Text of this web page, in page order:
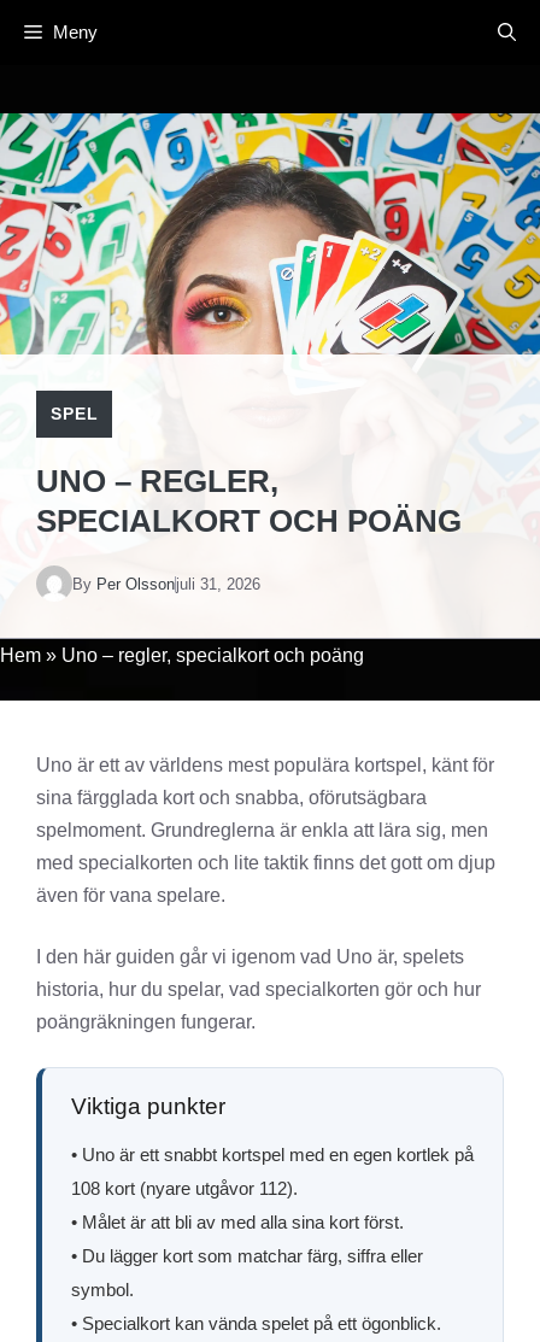
Meny
SPEL
UNO – REGLER,
SPECIALKORT OCH POÄNG
By Per Olssonjuli 31, 2026
Hem » Uno – regler, specialkort och poäng
Uno är ett av världens mest populära kortspel, känt för
sina färgglada kort och snabba, oförutsägbara
spelmoment. Grundreglerna är enkla att lära sig, men
med specialkorten och lite taktik finns det gott om djup
även för vana spelare.
I den här guiden går vi igenom vad Uno är, spelets
historia, hur du spelar, vad specialkorten gör och hur
poängräkningen fungerar.
Viktiga punkter
• Uno är ett snabbt kortspel med en egen kortlek på
108 kort (nyare utgåvor 112).
• Målet är att bli av med alla sina kort först.
• Du lägger kort som matchar färg, siffra eller
symbol.
• Specialkort kan vända spelet på ett ögonblick.